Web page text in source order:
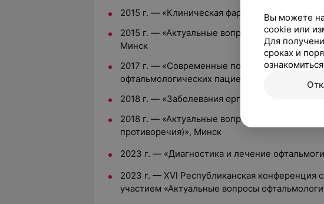
2015 г. — «Клиническая фармакология»,
2015 г. — «Актуальные вопросы диагностики
Минск
2017 г. — «Современные подходы в
офтальмологических пациентов», БелМАПО
2018 г. — «Заболевания органов зрения у
2018 г. — «Актуальные вопросы
противоречия)», Минск
2023 г. — «Диагностика и лечение
2023 г. — ХVl Республиканская конференция
участием «Актуальные вопросы
Вы можете
cookie или
Для
сроках и